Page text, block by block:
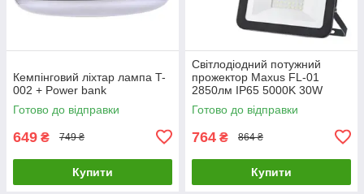
Кемпінговий ліхтар лампа T-
002 + Power bank
Готово до відправки
649 ₴ 749 ₴
Купити
Світлодіодний потужний
прожектор Maxus FL-01
2850лм IP65 5000K 30W
(Чорний)
Готово до відправки
764 ₴ 864 ₴
Купити